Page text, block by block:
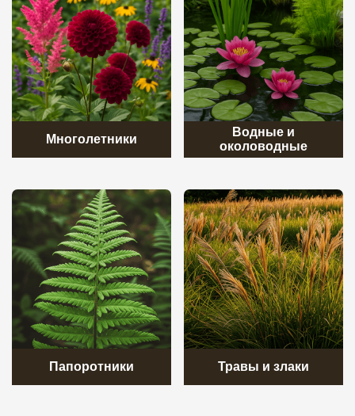
Многолетники
Водные и
околоводные
Папоротники Травы и злаки